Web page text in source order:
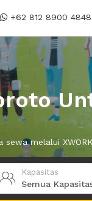
+62 812 8900 4848
melalui XWORK
Kapasitas
Semua